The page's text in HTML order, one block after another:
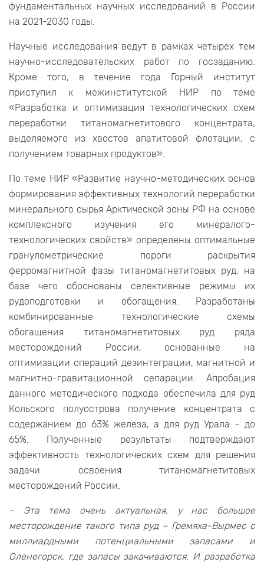
фундаментальных научных исследований в России
на 2021-2030 годы.
Научные исследования ведут в рамках четырех тем
научно-исследовательских работ по госзаданию.
Кроме того, в течение года Горный институт
приступил к межинститутской НИР по теме
«Разработка и оптимизация технологических схем
переработки титаномагнетитового концентрата,
выделяемого из хвостов апатитовой флотации, с
получением товарных продуктов».
По теме НИР «Развитие научно-методических основ
формирования эффективных технологий переработки
минерального сырья Арктической зоны РФ на основе
комплексного изучения его минералого-
технологических свойств» определены оптимальные
гранулометрические пороги раскрытия
ферромагнитной фазы титаномагнетитовых руд, на
базе чего обоснованы селективные режимы их
рудоподготовки и обогащения. Разработаны
комбинированные технологические схемы
обогащения титаномагнетитовых руд ряда
месторождений России, основанные на
оптимизации операций дезинтеграции, магнитной и
магнитно-гравитационной сепарации. Апробация
данного методического подхода обеспечила для руд
Кольского полуострова получение концентрата с
содержанием до 63% железа, а для руд Урала – до
65%. Полученные результаты подтверждают
эффективность технологических схем для решения
задачи освоения титаномагнетитовых
месторождений России.
– Эта тема очень актуальная, у нас большое
месторождение такого типа руд – Гремяха-Вырмес с
миллиардными потенциальными запасами и
Оленегорск, где запасы закачиваются. И разработка